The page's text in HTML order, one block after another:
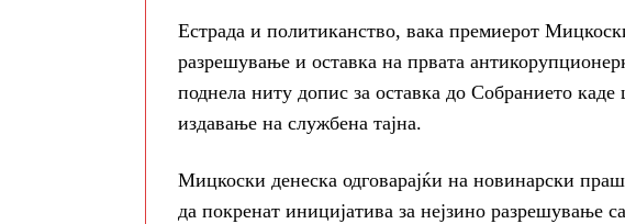
Естрада и политиканство, вака премиерот
разрешување и оставка на првата
поднела ниту допис за оставка до Собранието
издавање на службена тајна.
Мицкоски денеска одговарајќи на новинарски
да покренат иницијатива за нејзино разрешување